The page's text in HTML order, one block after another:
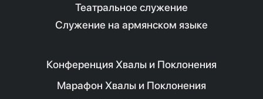
Театральное служение
Служение на армянском языке
Конференция Хвалы и Поклонения
Марафон Хвалы и Поклонения